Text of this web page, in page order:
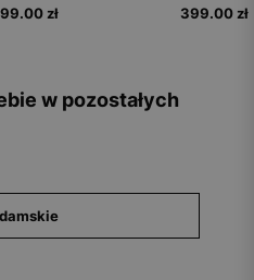
zł
399.00 zł
w pozostałych